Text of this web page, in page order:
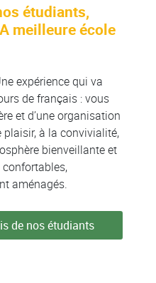
étudiants,
meilleure école
expérience qui va
de français : vous
et d’une organisation
à la convivialité,
bienveillante et
aménagés.
de nos étudiants